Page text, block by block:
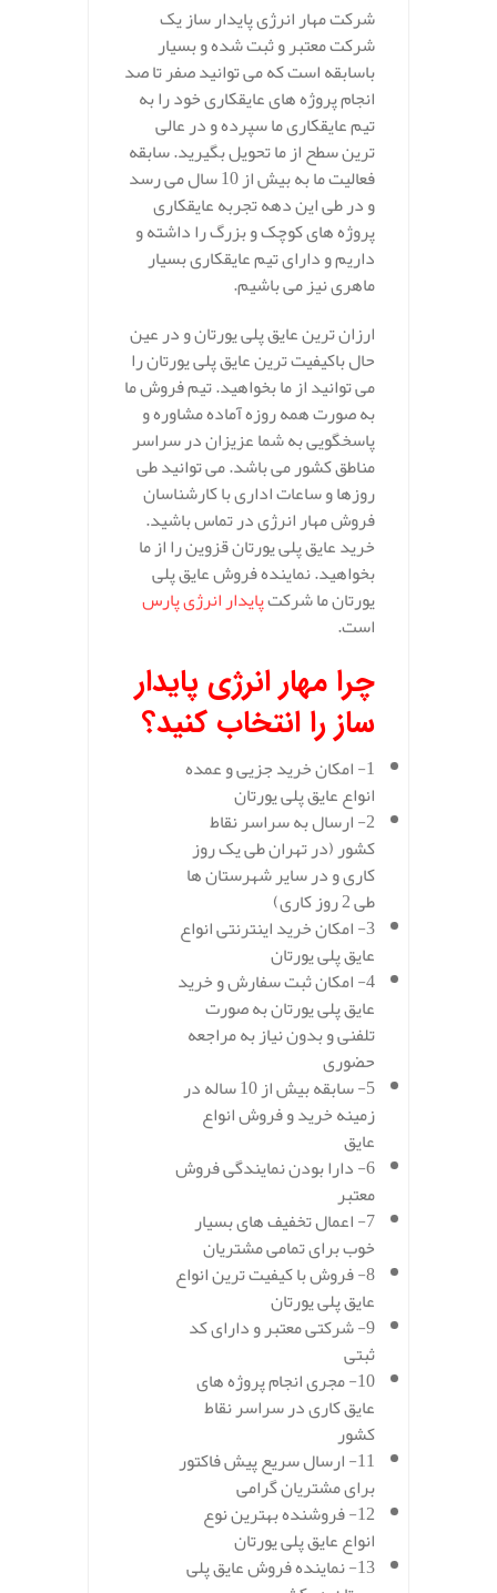
شرکت مهار انرژی پایدار ساز یک
شرکت معتبر و ثبت شده و بسیار
باسابقه است که می توانید صفر تا صد
انجام پروژه های عایقکاری خود را به
تیم عایقکاری ما سپرده و در عالی
ترین سطح از ما تحویل بگیرید. سابقه
فعالیت ما به بیش از 10 سال می رسد
و در طی این دهه تجربه عایقکاری
پروژه های کوچک و بزرگ را داشته و
داریم و دارای تیم عایقکاری بسیار
ماهری نیز می باشیم.
ارزان ترین عایق پلی یورتان و در عین
حال باکیفیت ترین عایق پلی یورتان را
می توانید از ما بخواهید. تیم فروش ما
به صورت همه روزه آماده مشاوره و
پاسخگویی به شما عزیزان در سراسر
مناطق کشور می باشد. می توانید طی
روزها و ساعات اداری با کارشناسان
فروش مهار انرژی در تماس باشید.
خرید عایق پلی یورتان قزوین را از ما
بخواهید. نماینده فروش عایق پلی
یورتان ما شرکتپایدار انرژی پارس
است.
چرا مهار انرژی پایدار
ساز را انتخاب کنید؟
1- امکان خرید جزیی و عمده
انواع عایق پلی یورتان
2- ارسال به سراسر نقاط
کشور (در تهران طی یک روز
کاری و در سایر شهرستان ها
طی 2 روز کاری)
3- امکان خرید اینترنتی انواع
عایق پلی یورتان
4- امکان ثبت سفارش و خرید
عایق پلی یورتان به صورت
تلفنی و بدون نیاز به مراجعه
حضوری
5- سابقه بیش از 10 ساله در
زمینه خرید و فروش انواع
عایق
6- دارا بودن نمایندگی فروش
معتبر
7- اعمال تخفیف های بسیار
خوب برای تمامی مشتریان
8- فروش با کیفیت ترین انواع
عایق پلی یورتان
9- شرکتی معتبر و دارای کد
ثبتی
10- مجری انجام پروژه های
عایق کاری در سراسر نقاط
کشور
11- ارسال سریع پیش فاکتور
برای مشتریان گرامی
12- فروشنده بهترین نوع
انواع عایق پلی یورتان
13- نماینده فروش عایق پلی